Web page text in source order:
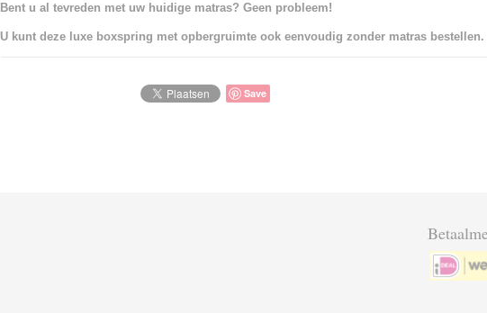
Bent u al tevreden met uw huidige matras? Geen probleem!
U kunt deze luxe boxspring met opbergruimte ook eenvoudig zonder matras bestellen.
Save